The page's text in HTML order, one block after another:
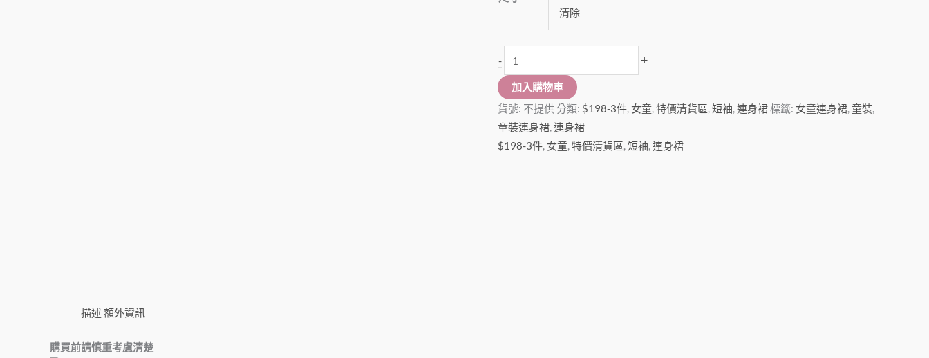
清除
- +
加入購物車
貨號: 不提供分類: $198-3件, 女童,特價清貨區,短袖,連身裙標籤: 女童連身裙,童裝,
童裝連身裙,連身裙
$198-3件, 女童,特價清貨區,短袖,連身裙
描述額外資訊
購買前請慎重考慮清楚